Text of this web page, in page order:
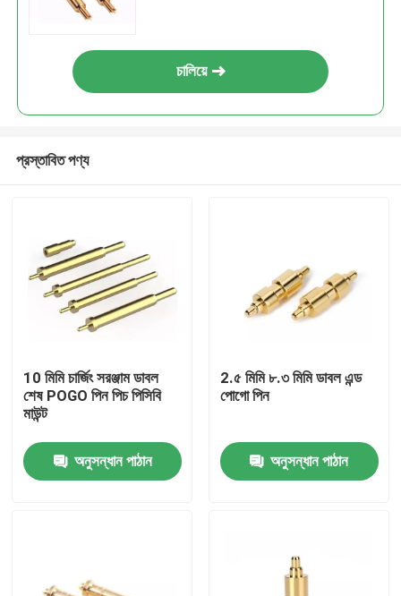
চালিয়ে
প্রস্তাবিত পণ্য
10 মিমি চার্জিং সরঞ্জাম ডাবল
শেষ POGO পিন পিচ পিসিবি
মাউন্ট
অনুসন্ধান পাঠান
2.৫ মিমি ৮.৩ মিমি ডাবল এন্ড
পোগো পিন
অনুসন্ধান পাঠান